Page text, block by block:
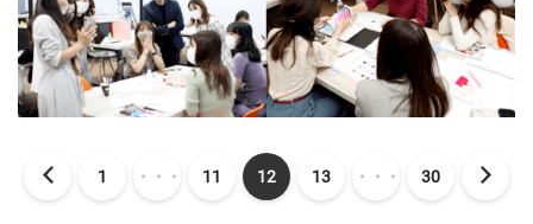
1 ・・・ 11 12 13 ・・・ 30